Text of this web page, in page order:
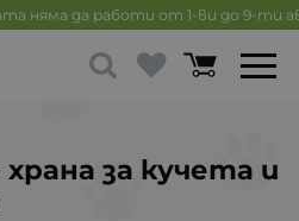
няма да работи от 1-ви до 9-ти
храна за кучета и